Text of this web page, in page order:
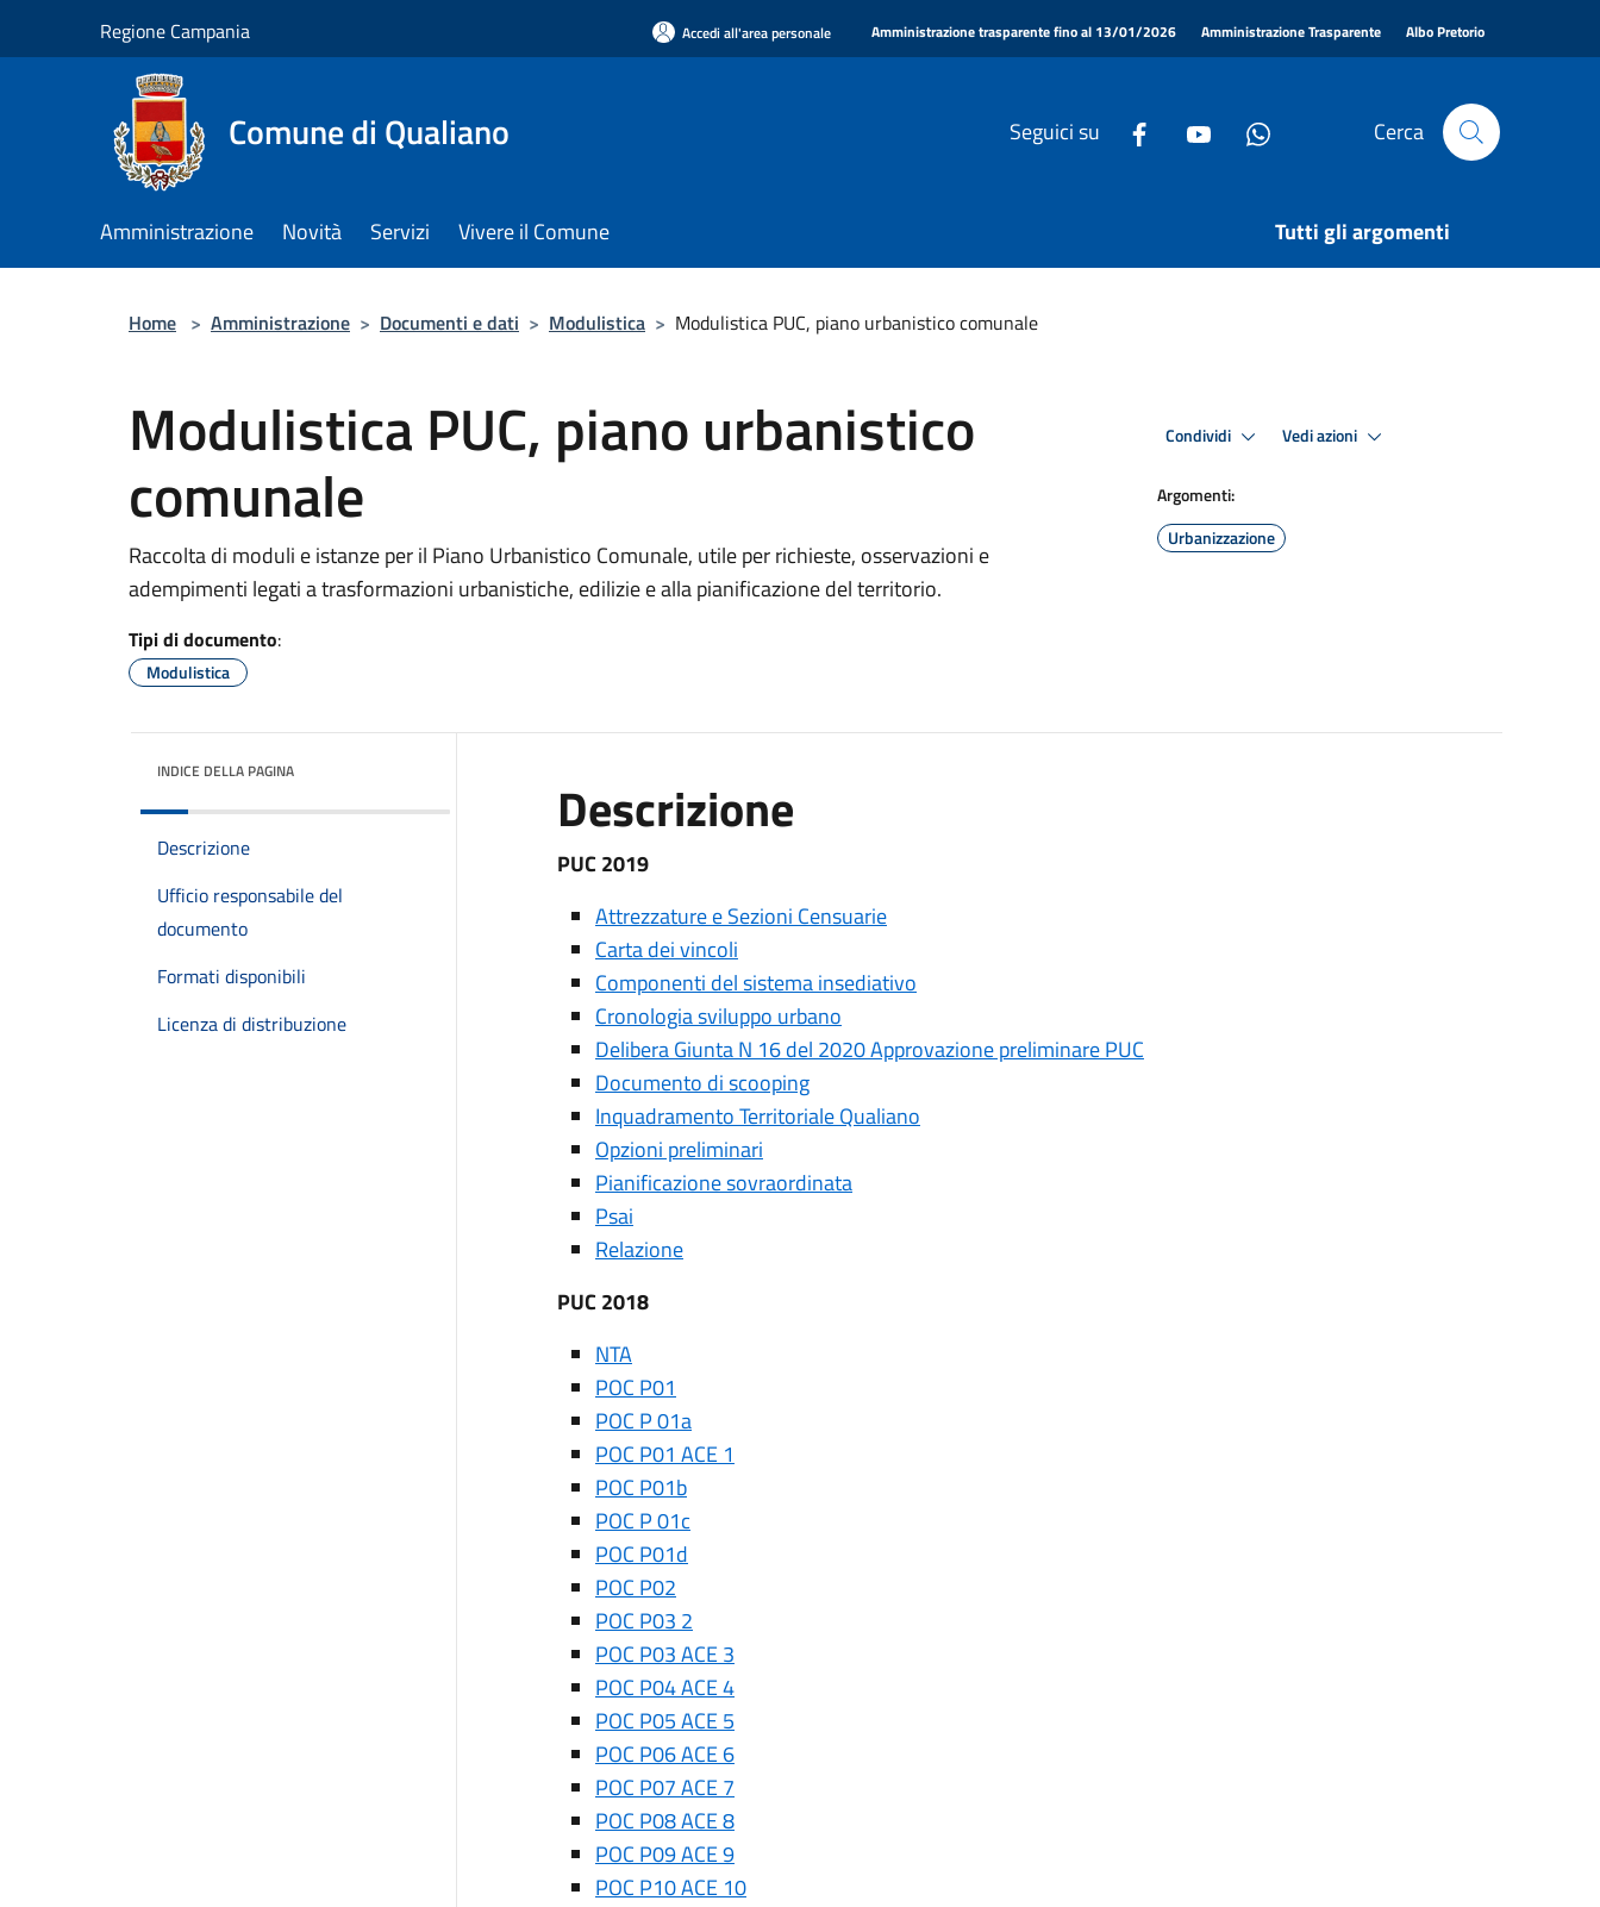
Regione Campania Accedi all'area personale Amministrazione trasparente fino al 13/01/2026 Amministrazione Trasparente Albo Pretorio
Comune di Qualiano Seguici su Cerca
Amministrazione Novità Servizi Vivere il Comune Tutti gli argomenti
Home > Amministrazione > Documenti e dati > Modulistica > Modulistica PUC, piano urbanistico comunale
Modulistica PUC, piano urbanistico
comunale
Raccolta di moduli e istanze per il Piano Urbanistico Comunale, utile per richieste, osservazioni e
adempimenti legati a trasformazioni urbanistiche, edilizie e alla pianificazione del territorio.
Tipi di documento:
Modulistica
Condividi Vedi azioni
Argomenti:
Urbanizzazione
INDICE DELLA PAGINA
Descrizione
Ufficio responsabile del
documento
Formati disponibili
Licenza di distribuzione
Descrizione
PUC 2019
Attrezzature e Sezioni Censuarie
Carta dei vincoli
Componenti del sistema insediativo
Cronologia sviluppo urbano
Delibera Giunta N 16 del 2020 Approvazione preliminare PUC
Documento di scooping
Inquadramento Territoriale Qualiano
Opzioni preliminari
Pianificazione sovraordinata
Psai
Relazione
PUC 2018
NTA
POC P01
POC P 01a
POC P01 ACE 1
POC P01b
POC P 01c
POC P01d
POC P02
POC P03 2
POC P03 ACE 3
POC P04 ACE 4
POC P05 ACE 5
POC P06 ACE 6
POC P07 ACE 7
POC P08 ACE 8
POC P09 ACE 9
POC P10 ACE 10